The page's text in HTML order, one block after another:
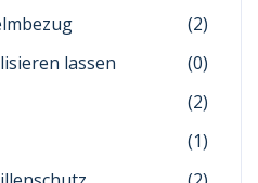
(2)
lassen
(0)
(2)
(1)